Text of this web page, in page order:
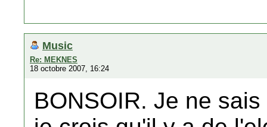
Music
Re: MEKNES
18 octobre 2007, 16:24
BONSOIR. Je ne